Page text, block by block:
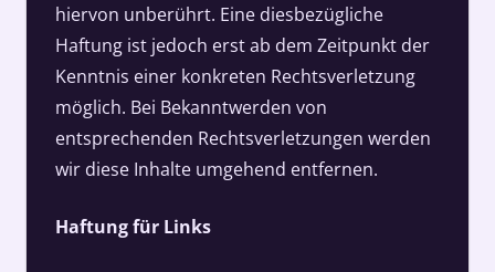
hiervon unberührt. Eine diesbezügliche
Haftung ist jedoch erst ab dem Zeitpunkt der
Kenntnis einer konkreten Rechtsverletzung
möglich. Bei Bekanntwerden von
entsprechenden Rechtsverletzungen werden
wir diese Inhalte umgehend entfernen.
Haftung für Links